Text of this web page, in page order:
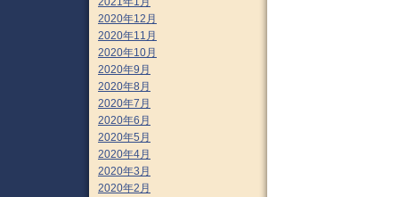
2020年12月
2020年11月
2020年10月
2020年9月
2020年8月
2020年7月
2020年6月
2020年5月
2020年4月
2020年3月
2020年2月